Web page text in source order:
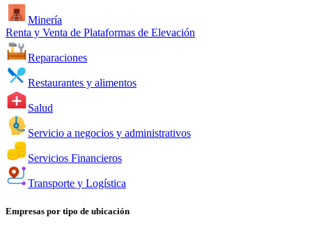
Minería
Renta y Venta de Plataformas de Elevación
Reparaciones
Restaurantes y alimentos
Salud
Servicio a negocios y administrativos
Servicios Financieros
Transporte y Logística
Empresas por tipo de ubicación